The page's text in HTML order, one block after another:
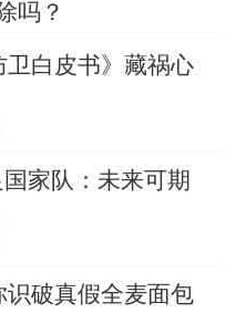
吗？
卫白皮书》藏祸心
家队：未来可期
识破真假全麦面包